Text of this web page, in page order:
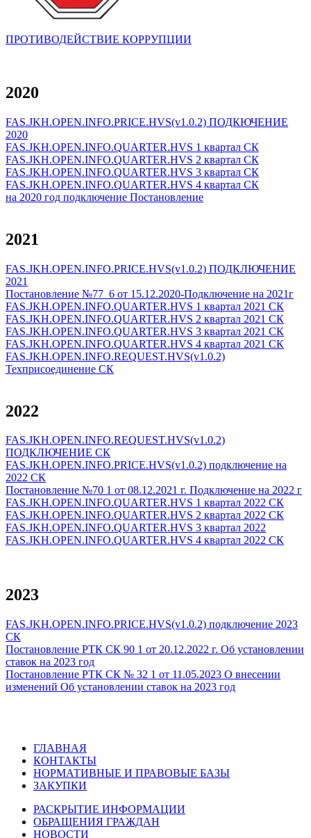
ПРОТИВОДЕЙСТВИЕ КОРРУПЦИИ
2020
FAS.JKH.OPEN.INFO.PRICE.HVS(v1.0.2) ПОДКЮЧЕНИЕ
2020
FAS.JKH.OPEN.INFO.QUARTER.HVS 1 квартал СК
FAS.JKH.OPEN.INFO.QUARTER.HVS 2 квартал СК
FAS.JKH.OPEN.INFO.QUARTER.HVS 3 квартал СК
FAS.JKH.OPEN.INFO.QUARTER.HVS 4 квартал СК
на 2020 год подключение Постановление
2021
FAS.JKH.OPEN.INFO.PRICE.HVS(v1.0.2) ПОДКЛЮЧЕНИЕ
2021
Постановление №77_6 от 15.12.2020-Подключение на 2021г
FAS.JKH.OPEN.INFO.QUARTER.HVS 1 квартал 2021 СК
FAS.JKH.OPEN.INFO.QUARTER.HVS 2 квартал 2021 СК
FAS.JKH.OPEN.INFO.QUARTER.HVS 3 квартал 2021 СК
FAS.JKH.OPEN.INFO.QUARTER.HVS 4 квартал 2021 СК
FAS.JKH.OPEN.INFO.REQUEST.HVS(v1.0.2)
Техприсоединение СК
2022
FAS.JKH.OPEN.INFO.REQUEST.HVS(v1.0.2)
ПОДКЛЮЧЕНИЕ СК
FAS.JKH.OPEN.INFO.PRICE.HVS(v1.0.2) подключение на
2022 СК
Постановление №70 1 от 08.12.2021 г. Подключение на 2022 г
FAS.JKH.OPEN.INFO.QUARTER.HVS 1 квартал 2022 СК
FAS.JKH.OPEN.INFO.QUARTER.HVS 2 квартал 2022 СК
FAS.JKH.OPEN.INFO.QUARTER.HVS 3 квартал 2022
FAS.JKH.OPEN.INFO.QUARTER.HVS 4 квартал 2022 СК
2023
FAS.JKH.OPEN.INFO.PRICE.HVS(v1.0.2) подключение 2023
СК
Постановление РТК СК 90 1 от 20.12.2022 г. Об установлении
ставок на 2023 год
Постановление РТК СК № 32 1 от 11.05.2023 О внесении
изменений Об установлении ставок на 2023 год
ГЛАВНАЯ
КОНТАКТЫ
НОРМАТИВНЫЕ И ПРАВОВЫЕ БАЗЫ
ЗАКУПКИ
РАСКРЫТИЕ ИНФОРМАЦИИ
ОБРАЩЕНИЯ ГРАЖДАН
НОВОСТИ